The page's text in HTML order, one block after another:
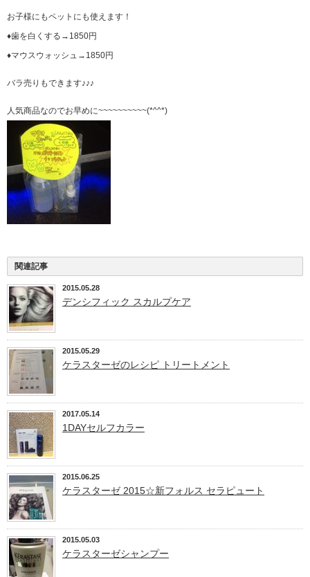
お子様にもペットにも使えます！
♦︎歯を白くする→1850円
♦︎マウスウォッシュ→1850円
バラ売りもできます♪♪♪
人気商品なのでお早めに~~~~~~~~~~(*^^*)
関連記事
2015.05.28
デンシフィック スカルプケア
2015.05.29
ケラスターゼのレシピ トリートメント
2017.05.14
1DAYセルフカラー
2015.06.25
ケラスターゼ 2015☆新フォルス セラピュート
2015.05.03
ケラスターゼシャンプー